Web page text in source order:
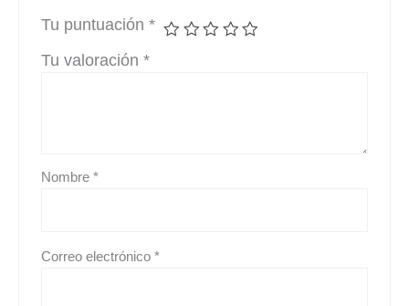
Tu puntuación*
Tu valoración*
Nombre*
Correo electrónico*